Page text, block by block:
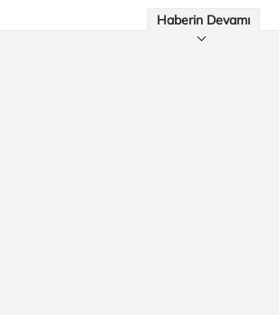
Haberin Devamı